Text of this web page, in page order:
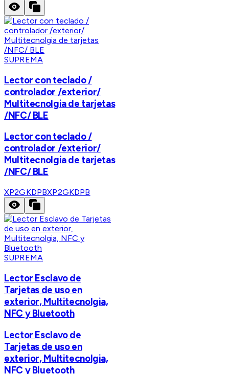
SUPREMA
Lector con teclado /
controlador /exterior/
Multitecnolgia de tarjetas
/NFC/ BLE
Lector con teclado /
controlador /exterior/
Multitecnolgia de tarjetas
/NFC/ BLE
XP2GKDPBXP2GKDPB
SUPREMA
Lector Esclavo de
Tarjetas de uso en
exterior, Multitecnolgia,
NFC y Bluetooth
Lector Esclavo de
Tarjetas de uso en
exterior, Multitecnolgia,
NFC y Bluetooth